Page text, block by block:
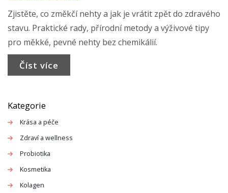
Zjistěte, co změkčí nehty a jak je vrátit zpět do zdravého
stavu. Praktické rady, přírodní metody a výživové tipy
pro měkké, pevné nehty bez chemikálií.
Číst více
Kategorie
Krása a péče
Zdraví a wellness
Probiotika
Kosmetika
Kolagen